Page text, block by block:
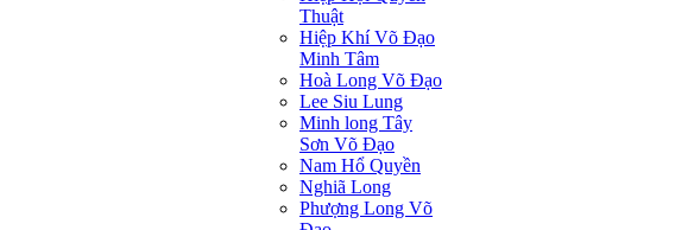
Thuật
Hiệp Khí Võ Đạo
Minh Tâm
Hoà Long Võ Đạo
Lee Siu Lung
Minh long Tây
Sơn Võ Đạo
Nam Hổ Quyền
Nghiã Long
Phượng Long Võ